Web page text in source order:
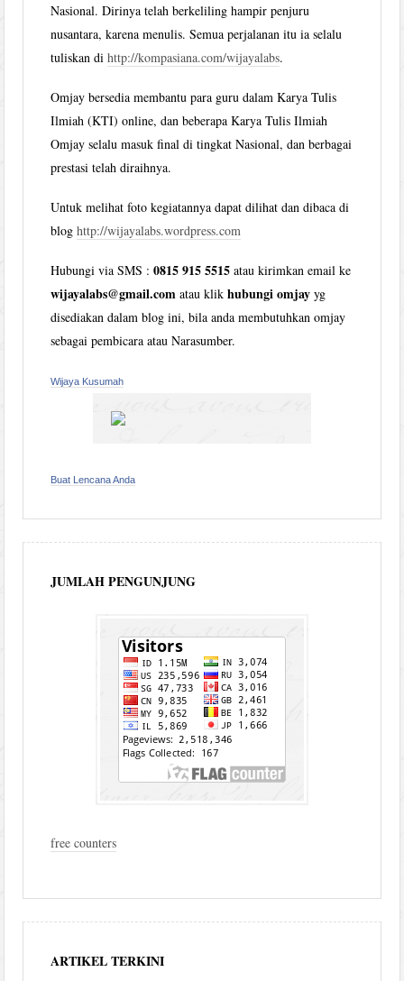
Nasional. Dirinya telah berkeliling hampir penjuru
nusantara, karena menulis. Semua perjalanan itu ia selalu
tuliskan dihttp://kompasiana.com/wijayalabs.
Omjay bersedia membantu para guru dalam Karya Tulis
Ilmiah (KTI) online, dan beberapa Karya Tulis Ilmiah
Omjay selalu masuk final di tingkat Nasional, dan berbagai
prestasi telah diraihnya.
Untuk melihat foto kegiatannya dapat dilihat dan dibaca di
bloghttp://wijayalabs.wordpress.com
Hubungi via SMS :0815 915 5515 atau kirimkan email ke
wijayalabs@gmail.com atau klikhubungi omjay yg
disediakan dalam blog ini, bila anda membutuhkan omjay
sebagai pembicara atau Narasumber.
Wijaya Kusumah
Buat Lencana Anda
JUMLAH PENGUNJUNG
free counters
ARTIKEL TERKINI